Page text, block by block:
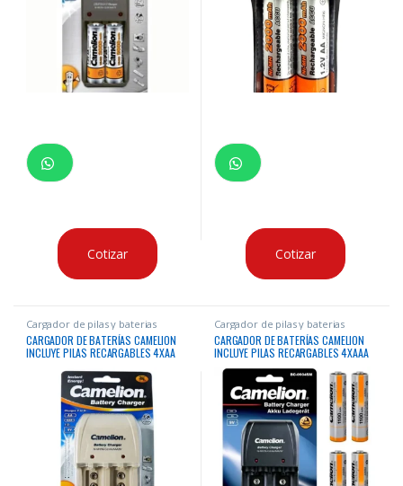
Cotizar Cotizar
Cargador de pilas y baterias
CARGADOR DE BATERÍAS CAMELION
INCLUYE PILAS RECARGABLES 4XAA
Cargador de pilas y baterias
CARGADOR DE BATERÍAS CAMELION
INCLUYE PILAS RECARGABLES 4XAAA